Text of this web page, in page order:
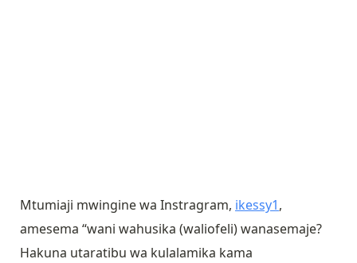
Mtumiaji mwingine wa Instragram, ikessy1,
amesema “wani wahusika (waliofeli) wanasemaje?
Hakuna utaratibu wa kulalamika kama